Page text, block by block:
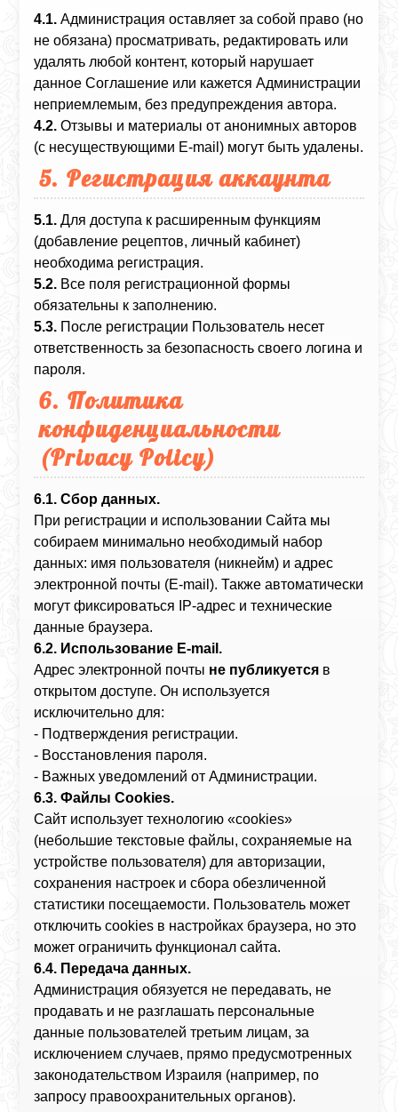
4.1. Администрация оставляет за собой право (но
не обязана) просматривать, редактировать или
удалять любой контент, который нарушает
данное Соглашение или кажется Администрации
неприемлемым, без предупреждения автора.
4.2. Отзывы и материалы от анонимных авторов
(с несуществующими E-mail) могут быть удалены.
5. Регистрация аккаунта
5.1. Для доступа к расширенным функциям
(добавление рецептов, личный кабинет)
необходима регистрация.
5.2. Все поля регистрационной формы
обязательны к заполнению.
5.3. После регистрации Пользователь несет
ответственность за безопасность своего логина и
пароля.
6. Политика
конфиденциальности
(Privacy Policy)
6.1. Сбор данных.
При регистрации и использовании Сайта мы
собираем минимально необходимый набор
данных: имя пользователя (никнейм) и адрес
электронной почты (E-mail). Также автоматически
могут фиксироваться IP-адрес и технические
данные браузера.
6.2. Использование E-mail.
Адрес электронной почты не публикуется в
открытом доступе. Он используется
исключительно для:
- Подтверждения регистрации.
- Восстановления пароля.
- Важных уведомлений от Администрации.
6.3. Файлы Cookies.
Сайт использует технологию «cookies»
(небольшие текстовые файлы, сохраняемые на
устройстве пользователя) для авторизации,
сохранения настроек и сбора обезличенной
статистики посещаемости. Пользователь может
отключить cookies в настройках браузера, но это
может ограничить функционал сайта.
6.4. Передача данных.
Администрация обязуется не передавать, не
продавать и не разглашать персональные
данные пользователей третьим лицам, за
исключением случаев, прямо предусмотренных
законодательством Израиля (например, по
запросу правоохранительных органов).